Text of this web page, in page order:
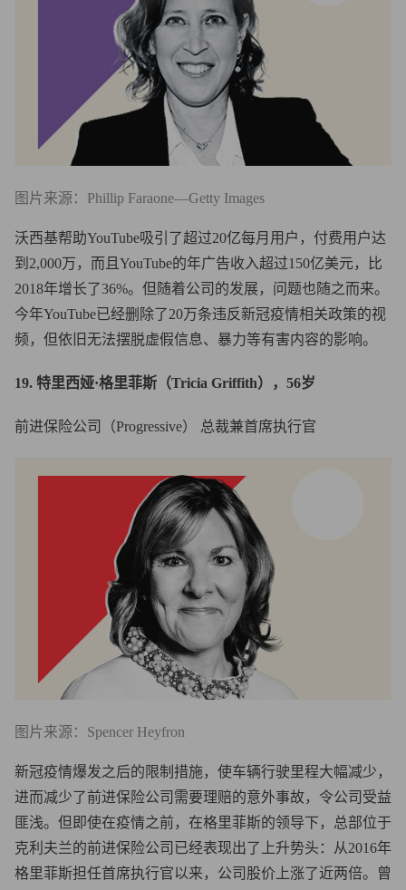
图片来源：Phillip Faraone—Getty Images
沃西基帮助YouTube吸引了超过20亿每月用户，付费用户达
到2,000万，而且YouTube的年广告收入超过150亿美元，比
2018年增长了36%。但随着公司的发展，问题也随之而来。
今年YouTube已经删除了20万条违反新冠疫情相关政策的视
频，但依旧无法摆脱虚假信息、暴力等有害内容的影响。
19. 特里西娅·格里菲斯（Tricia Griffith），56岁
前进保险公司（Progressive） 总裁兼首席执行官
图片来源：Spencer Heyfron
新冠疫情爆发之后的限制措施，使车辆行驶里程大幅减少，
进而减少了前进保险公司需要理赔的意外事故，令公司受益
匪浅。但即使在疫情之前，在格里菲斯的领导下，总部位于
克利夫兰的前进保险公司已经表现出了上升势头：从2016年
格里菲斯担任首席执行官以来，公司股价上涨了近两倍。曾